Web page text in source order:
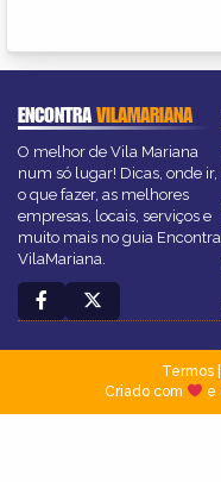
ENCONTRAVILAMARIANA
O melhor de Vila Mariana
num só lugar! Dicas, onde ir,
o que fazer, as melhores
empresas, locais, serviços e
muito mais no guia Encontra
VilaMariana.
Termos|
Criado com
e